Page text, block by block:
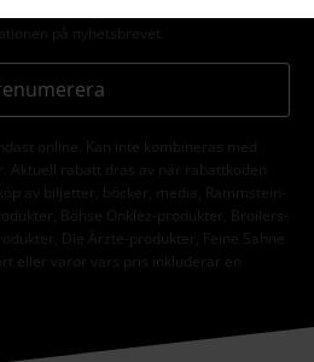
på nyhetsbrevet.
online. Kan inte kombineras med
Aktuell rabatt dras av när rabattkoden
av biljetter, böcker, media, Rammstein-
Böhse Onklez-produkter, Broilers-
Die Ärzte-produkter, Feine Sahne
eller varor vars pris inkluderar en